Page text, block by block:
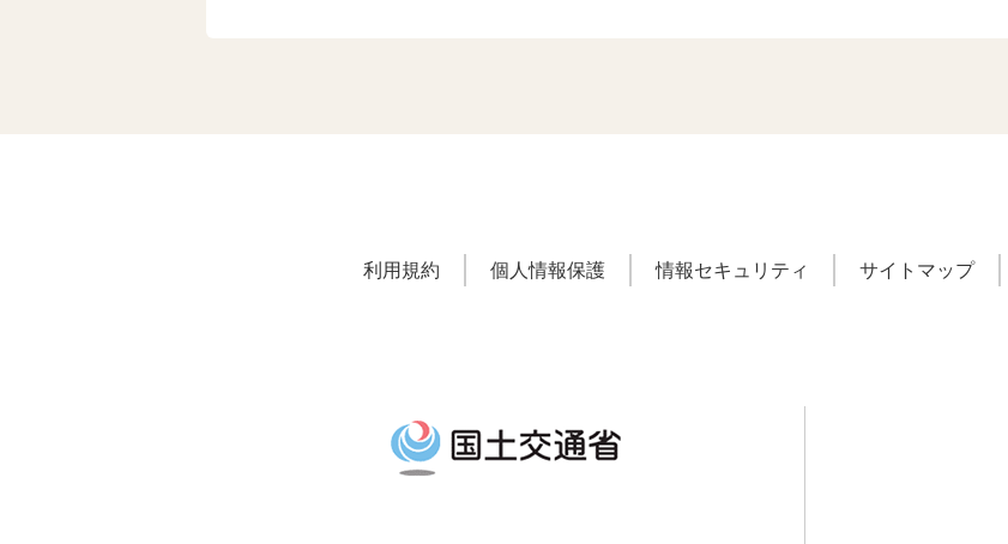
利用規約 個人情報保護 情報セキュリティ サイトマップ